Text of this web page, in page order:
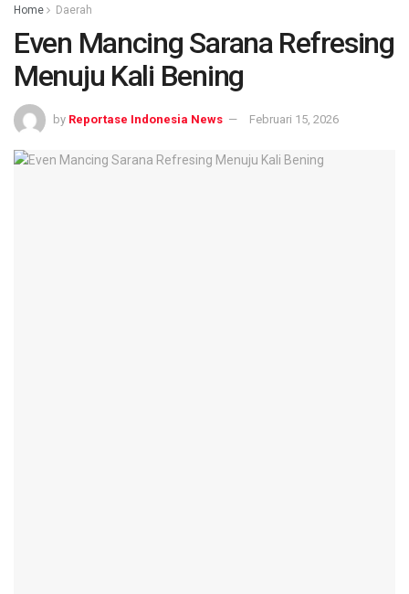
Home Daerah
Even Mancing Sarana Refresing
Menuju Kali Bening
by Reportase Indonesia News Februari 15, 2026